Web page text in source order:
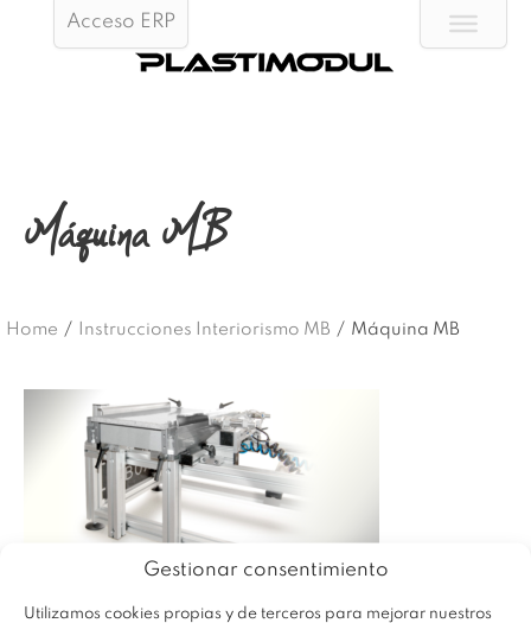
Gestionar consentimiento
Utilizamos cookies propias y de terceros para mejorar nuestros
Acceso ERP
Máquina MB
Home / Instrucciones Interiorismo MB / Máquina MB